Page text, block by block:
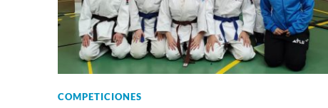
COMPETICIONES